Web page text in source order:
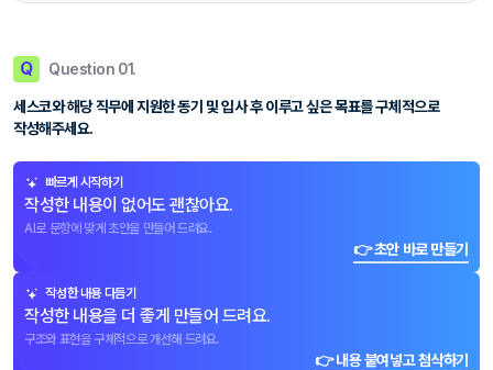
Q Question 01.
세스코와 해당 직무에 지원한 동기 및 입사 후 이루고 싶은 목표를 구체적으로
작성해주세요.
빠르게 시작하기
작성한 내용이 없어도 괜찮아요.
AI로 문항에 맞게 초안을 만들어 드려요.
👉 초안 바로 만들기
작성한 내용 다듬기
작성한 내용을 더 좋게 만들어 드려요.
구조와 표현을 구체적으로 개선해 드려요.
👉 내용 붙여넣고 첨삭하기